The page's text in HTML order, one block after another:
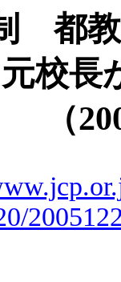
制 都
校長
（